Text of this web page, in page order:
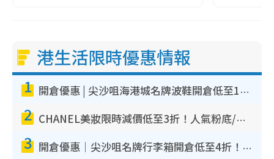
港生活限時優惠情報
1 開倉優惠 | 尖沙咀海港城名牌波鞋開倉低至1折！On鞋$899起／Joy&Peace鞋履$98起
2 CHANEL美妝限時減價低至3折！人氣粉底/唇膏/精華液低至$275！COCO香水都有平
3 開倉優惠｜尖沙咀名牌行李箱開倉低至4折！一連5日 American Tourister/ace./Hallmark $200起！